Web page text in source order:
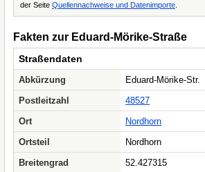
der Seite Quellennachweise und Datenimporte
Fakten zur Eduard-Mörike-Straße
Straßendaten
Abkürzung
Eduard-Mörike-Str.
Postleitzahl
48527
Ort
Nordhorn
Ortsteil
Nordhorn
Breitengrad
52.427315